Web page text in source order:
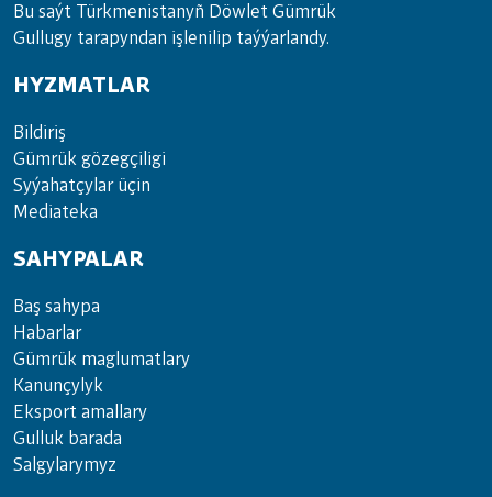
Bu saýt Türkmenistanyñ Döwlet Gümrük
Gullugy tarapyndan işlenilip taýýarlandy.
HYZMATLAR
Bil­di­riş
Güm­rük gö­zeg­çi­li­gi
Sy­ýa­hat­çy­lar ü­çin
Media­teka
SAHYPALAR
Baş sahypa
Habarlar
Gümrük maglumatlary
Kanunçylyk
Eksport amallary
Gulluk barada
Salgylarymyz